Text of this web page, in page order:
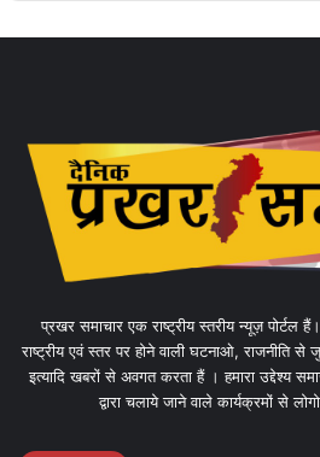
प्रखर समाचार एक राष्ट्रीय स्तरीय न्यूज़ पोर्टल
राष्ट्रीय एवं स्तर पर होने वाली घटनाओ, राजनीति
इत्यादि खबरों से अवगत करता हैं । हमारा उद्देश्य
द्वारा चलाये जाने वाले कार्यक्रमों से